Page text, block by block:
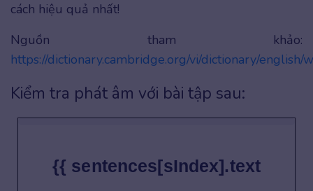
cách hiệu quả nhất!
Nguồn tham khảo:
https://dictionary.cambridge.org/vi/dictionary/english/
Kiểm tra phát âm với bài tập sau:
{{ sentences[sIndex].text